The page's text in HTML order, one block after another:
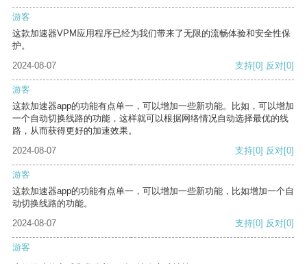
游客
这款加速器VPM应用程序已经为我们带来了无限的流畅体验和安全性保
护。
2024-08-07
支持[0] 反对[0]
游客
这款加速器app的功能有点单一，可以增加一些新功能。比如，可以增加
一个自动切换线路的功能，这样就可以根据网络情况自动选择最优的线
路，从而获得更好的加速效果。
2024-08-07
支持[0] 反对[0]
游客
这款加速器app的功能有点单一，可以增加一些新功能，比如增加一个自
动切换线路的功能。
2024-08-07
支持[0] 反对[0]
游客